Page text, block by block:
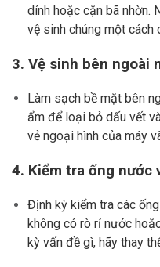
dính hoặc cặn bã nhờn.
vệ sinh chúng một cách
3. Vệ sinh bên ngoài
Làm sạch bề mặt bên
ẩm để loại bỏ dấu vết
vẻ ngoại hình của máy
4. Kiểm tra ống nước
Định kỳ kiểm tra các
không có rò rỉ nước
kỳ vấn đề gì, hãy thay